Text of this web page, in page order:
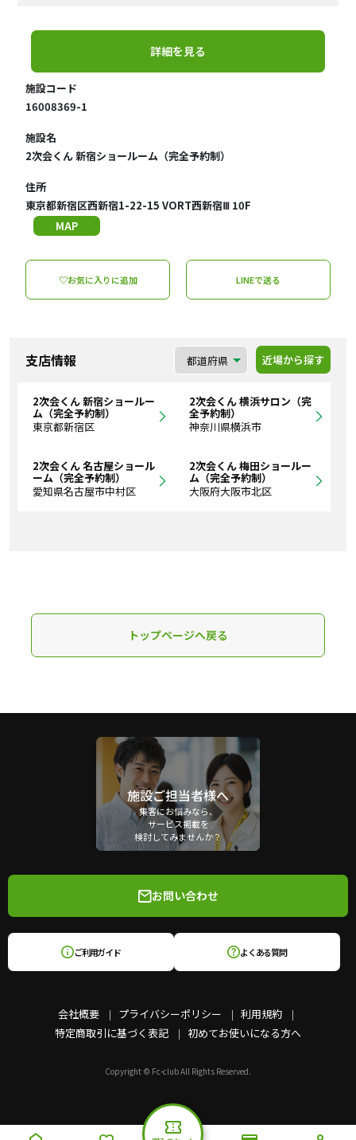
詳細を見る
施設コード
16008369-1
施設名
2次会くん 新宿ショールーム（完全予約制）
住所
東京都新宿区西新宿1-22-15 VORT西新宿Ⅲ 10F
MAP
♡お気に入りに追加 LINEで送る
支店情報 近場から探す
2次会くん 新宿ショールー
ム（完全予約制）
東京都新宿区
2次会くん 横浜サロン（完
全予約制）
神奈川県横浜市
2次会くん 名古屋ショール
ーム（完全予約制）
愛知県名古屋市中村区
2次会くん 梅田ショールー
ム（完全予約制）
大阪府大阪市北区
トップページへ戻る
施設ご担当者様へ
集客にお悩みなら、
サービス掲載を
検討してみませんか？
会社概要 プライバシーポリシー
利用規約
特定商取引に基づく表記
初めてお使いになる方へ
お問い合わせ
ご利用ガイド よくある質問
Copyright © Fc-club All Rights Reserved.